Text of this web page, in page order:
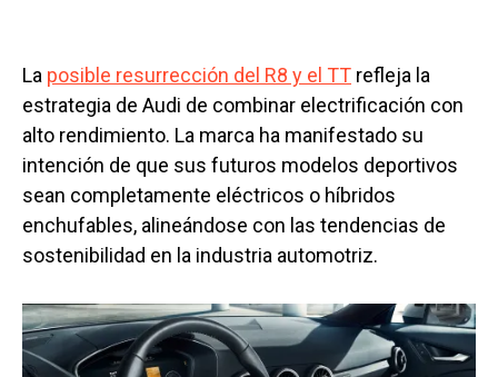
La posible resurrección del R8 y el TT refleja la
estrategia de Audi de combinar electrificación con
alto rendimiento. La marca ha manifestado su
intención de que sus futuros modelos deportivos
sean completamente eléctricos o híbridos
enchufables, alineándose con las tendencias de
sostenibilidad en la industria automotriz.